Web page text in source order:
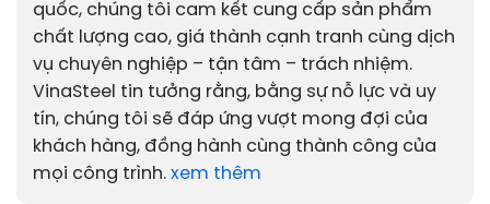
quốc, chúng tôi cam kết cung cấp sản phẩm
chất lượng cao, giá thành cạnh tranh cùng dịch
vụ chuyên nghiệp – tận tâm – trách nhiệm.
VinaSteel tin tưởng rằng, bằng sự nỗ lực và uy
tín, chúng tôi sẽ đáp ứng vượt mong đợi của
khách hàng, đồng hành cùng thành công của
mọi công trình. xem thêm